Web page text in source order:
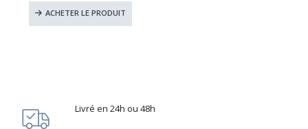
ACHETER LE PRODUIT
Livré en 24h ou 48h